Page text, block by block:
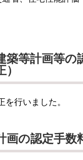
築等計画等
）
行いました。
画の認定手数